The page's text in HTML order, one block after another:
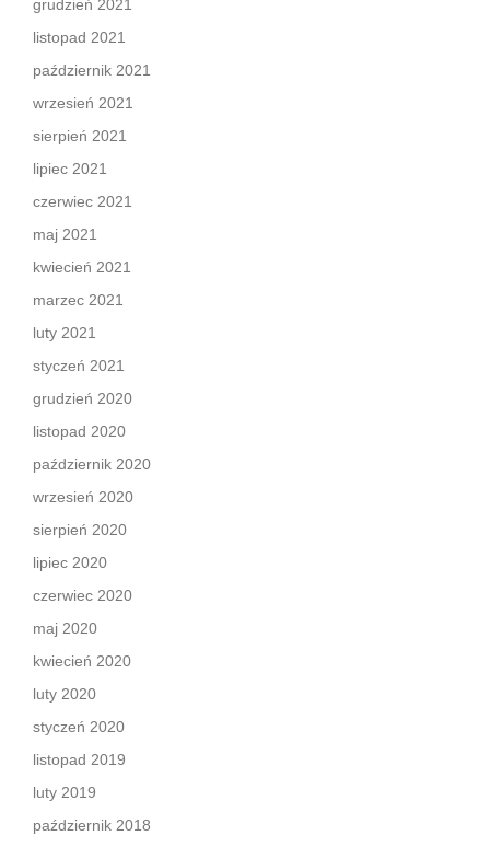
grudzień 2021
listopad 2021
październik 2021
wrzesień 2021
sierpień 2021
lipiec 2021
czerwiec 2021
maj 2021
kwiecień 2021
marzec 2021
luty 2021
styczeń 2021
grudzień 2020
listopad 2020
październik 2020
wrzesień 2020
sierpień 2020
lipiec 2020
czerwiec 2020
maj 2020
kwiecień 2020
luty 2020
styczeń 2020
listopad 2019
luty 2019
październik 2018